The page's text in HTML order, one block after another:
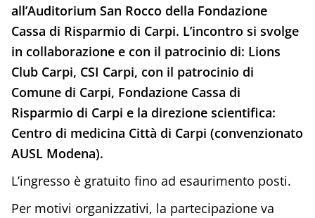
all’Auditorium San Rocco della Fondazione
Cassa di Risparmio di Carpi. L’incontro si svolge
in collaborazione e con il patrocinio di: Lions
Club Carpi, CSI Carpi, con il patrocinio di
Comune di Carpi, Fondazione Cassa di
Risparmio di Carpi e la direzione scientifica:
Centro di medicina Città di Carpi (convenzionato
AUSL Modena).
L’ingresso è gratuito fino ad esaurimento posti.
Per motivi organizzativi, la partecipazione va